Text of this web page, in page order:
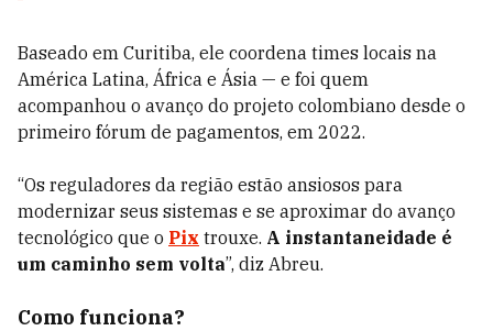
Baseado em Curitiba, ele coordena times locais na
América Latina, África e Ásia — e foi quem
acompanhou o avanço do projeto colombiano desde o
primeiro fórum de pagamentos, em 2022.
“Os reguladores da região estão ansiosos para
modernizar seus sistemas e se aproximar do avanço
tecnológico que o Pix trouxe. A instantaneidade é
um caminho sem volta”, diz Abreu.
Como funciona?